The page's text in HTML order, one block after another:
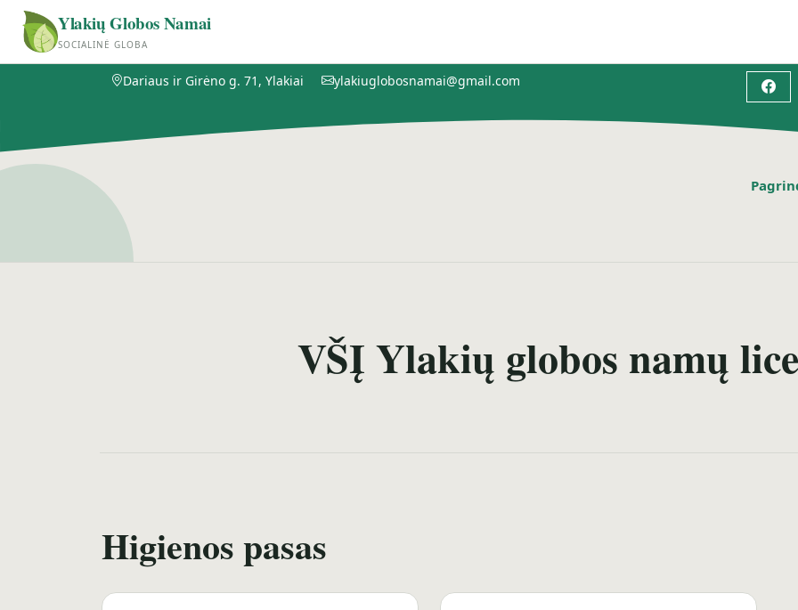
Dariaus ir Girėno g. 71, Ylakiai ylakiuglobosnamai@gmail.com
Ylakių Globos Namai
SOCIALINĖ GLOBA
VŠĮ Ylakių globos namų
Higienos pasas